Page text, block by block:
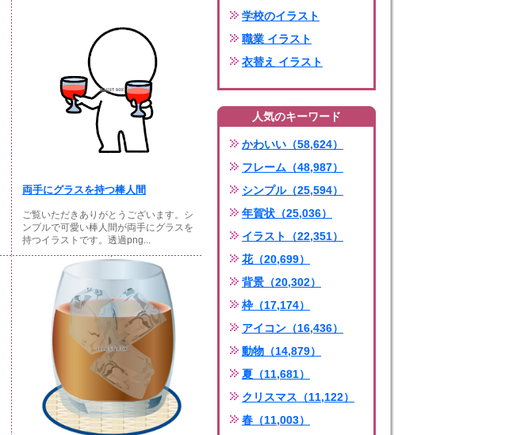
両手にグラスを持つ棒人間
ご覧いただきありがとうございます。シ
ンプルで可愛い棒人間が両手にグラスを
持つイラストです。透過png...
学校のイラスト
職業 イラスト
衣替え イラスト
人気のキーワード
かわいい（58,624）
フレーム（48,987）
シンプル（25,594）
年賀状（25,036）
イラスト（22,351）
花（20,699）
背景（20,302）
枠（17,174）
アイコン（16,436）
動物（14,879）
夏（11,681）
クリスマス（11,122）
春（11,003）